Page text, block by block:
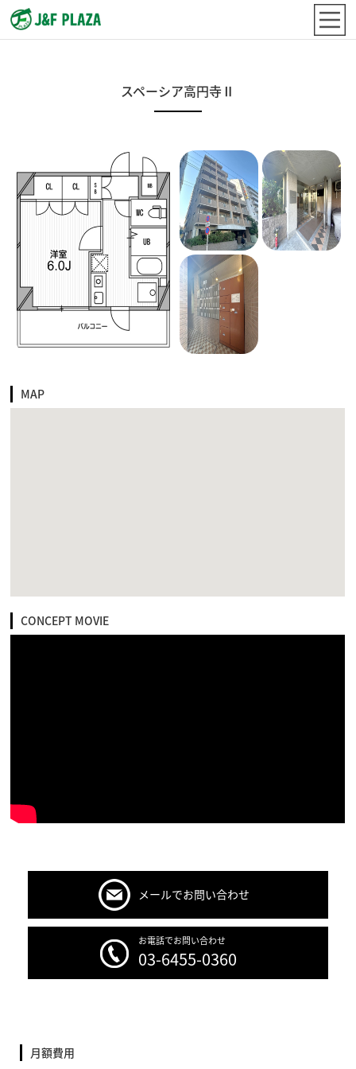
スペーシア高円寺Ⅱ
MAP
CONCEPT MOVIE
メールでお問い合わせ
お電話でお問い合わせ
03-6455-0360
月額費用